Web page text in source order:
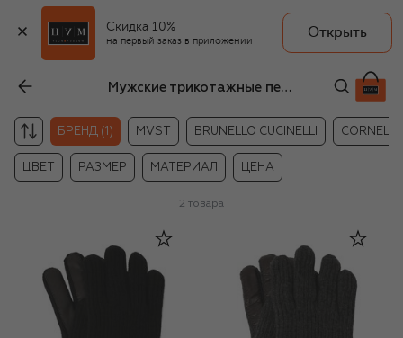
Скидка 10%
на первый заказ в приложении
Открыть
Мужские трикотажные перчатки Agnona
БРЕНД (1) MVST BRUNELLO CUCINELLI
ЦВЕТ РАЗМЕР МАТЕРИАЛ ЦЕНА
2 товара